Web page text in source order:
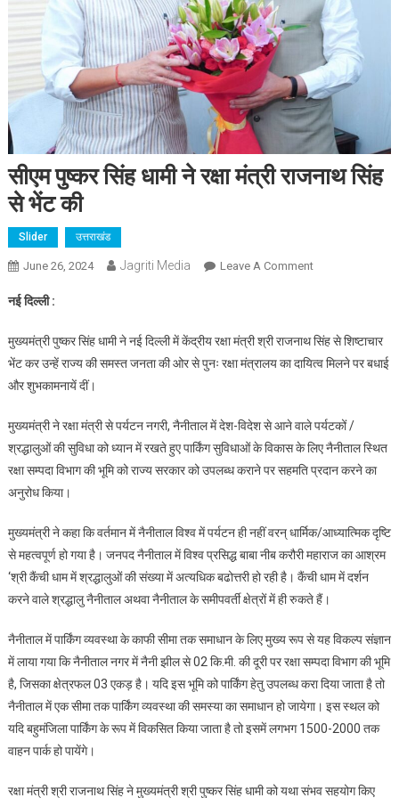
सीएम पुष्कर सिंह धामी ने रक्षा मंत्री राजनाथ सिंह
से भेंट की
Slider उत्तराखंड
June 26, 2024 Jagriti Media Leave A CommentOn
धामी
ने
राजनाथ
सिंह
से
नई दिल्ली :
मुख्यमंत्री पुष्कर सिंह धामी ने नई दिल्ली में केंद्रीय रक्षा मंत्री श्री राजनाथ सिंह से शिष्टाचार
भेंट कर उन्हें राज्य की समस्त जनता की ओर से पुनः रक्षा मंत्रालय का दायित्व मिलने पर बधाई
और शुभकामनायें दीं।
मुख्यमंत्री ने रक्षा मंत्री से पर्यटन नगरी, नैनीताल में देश-विदेश से आने वाले पर्यटकों /
श्रद्धालुओं की सुविधा को ध्यान में रखते हुए पार्किंग सुविधाओं के विकास के लिए नैनीताल स्थित
रक्षा सम्पदा विभाग की भूमि को राज्य सरकार को उपलब्ध कराने पर सहमति प्रदान करने का
अनुरोध किया।
मुख्यमंत्री ने कहा कि वर्तमान में नैनीताल विश्व में पर्यटन ही नहीं वरन् धार्मिक/आध्यात्मिक दृष्टि
से महत्वपूर्ण हो गया है। जनपद नैनीताल में विश्व प्रसिद्ध बाबा नीब करौरी महाराज का आश्रम
‘श्री कैंची धाम में श्रद्धालुओं की संख्या में अत्यधिक बढोत्तरी हो रही है। कैंची धाम में दर्शन
करने वाले श्रद्धालु नैनीताल अथवा नैनीताल के समीपवर्ती क्षेत्रों में ही रुकते हैं।
नैनीताल में पार्किंग व्यवस्था के काफी सीमा तक समाधान के लिए मुख्य रूप से यह विकल्प संज्ञान
में लाया गया कि नैनीताल नगर में नैनी झील से 02 कि.मी. की दूरी पर रक्षा सम्पदा विभाग की भूमि
है, जिसका क्षेत्रफल 03 एकड़ है। यदि इस भूमि को पार्किंग हेतु उपलब्ध करा दिया जाता है तो
नैनीताल में एक सीमा तक पार्किंग व्यवस्था की समस्या का समाधान हो जायेगा। इस स्थल को
यदि बहुमंजिला पार्किंग के रूप में विकसित किया जाता है तो इसमें लगभग 1500-2000 तक
वाहन पार्क हो पायेंगे।
रक्षा मंत्री श्री राजनाथ सिंह ने मुख्यमंत्री श्री पुष्कर सिंह धामी को यथा संभव सहयोग किए